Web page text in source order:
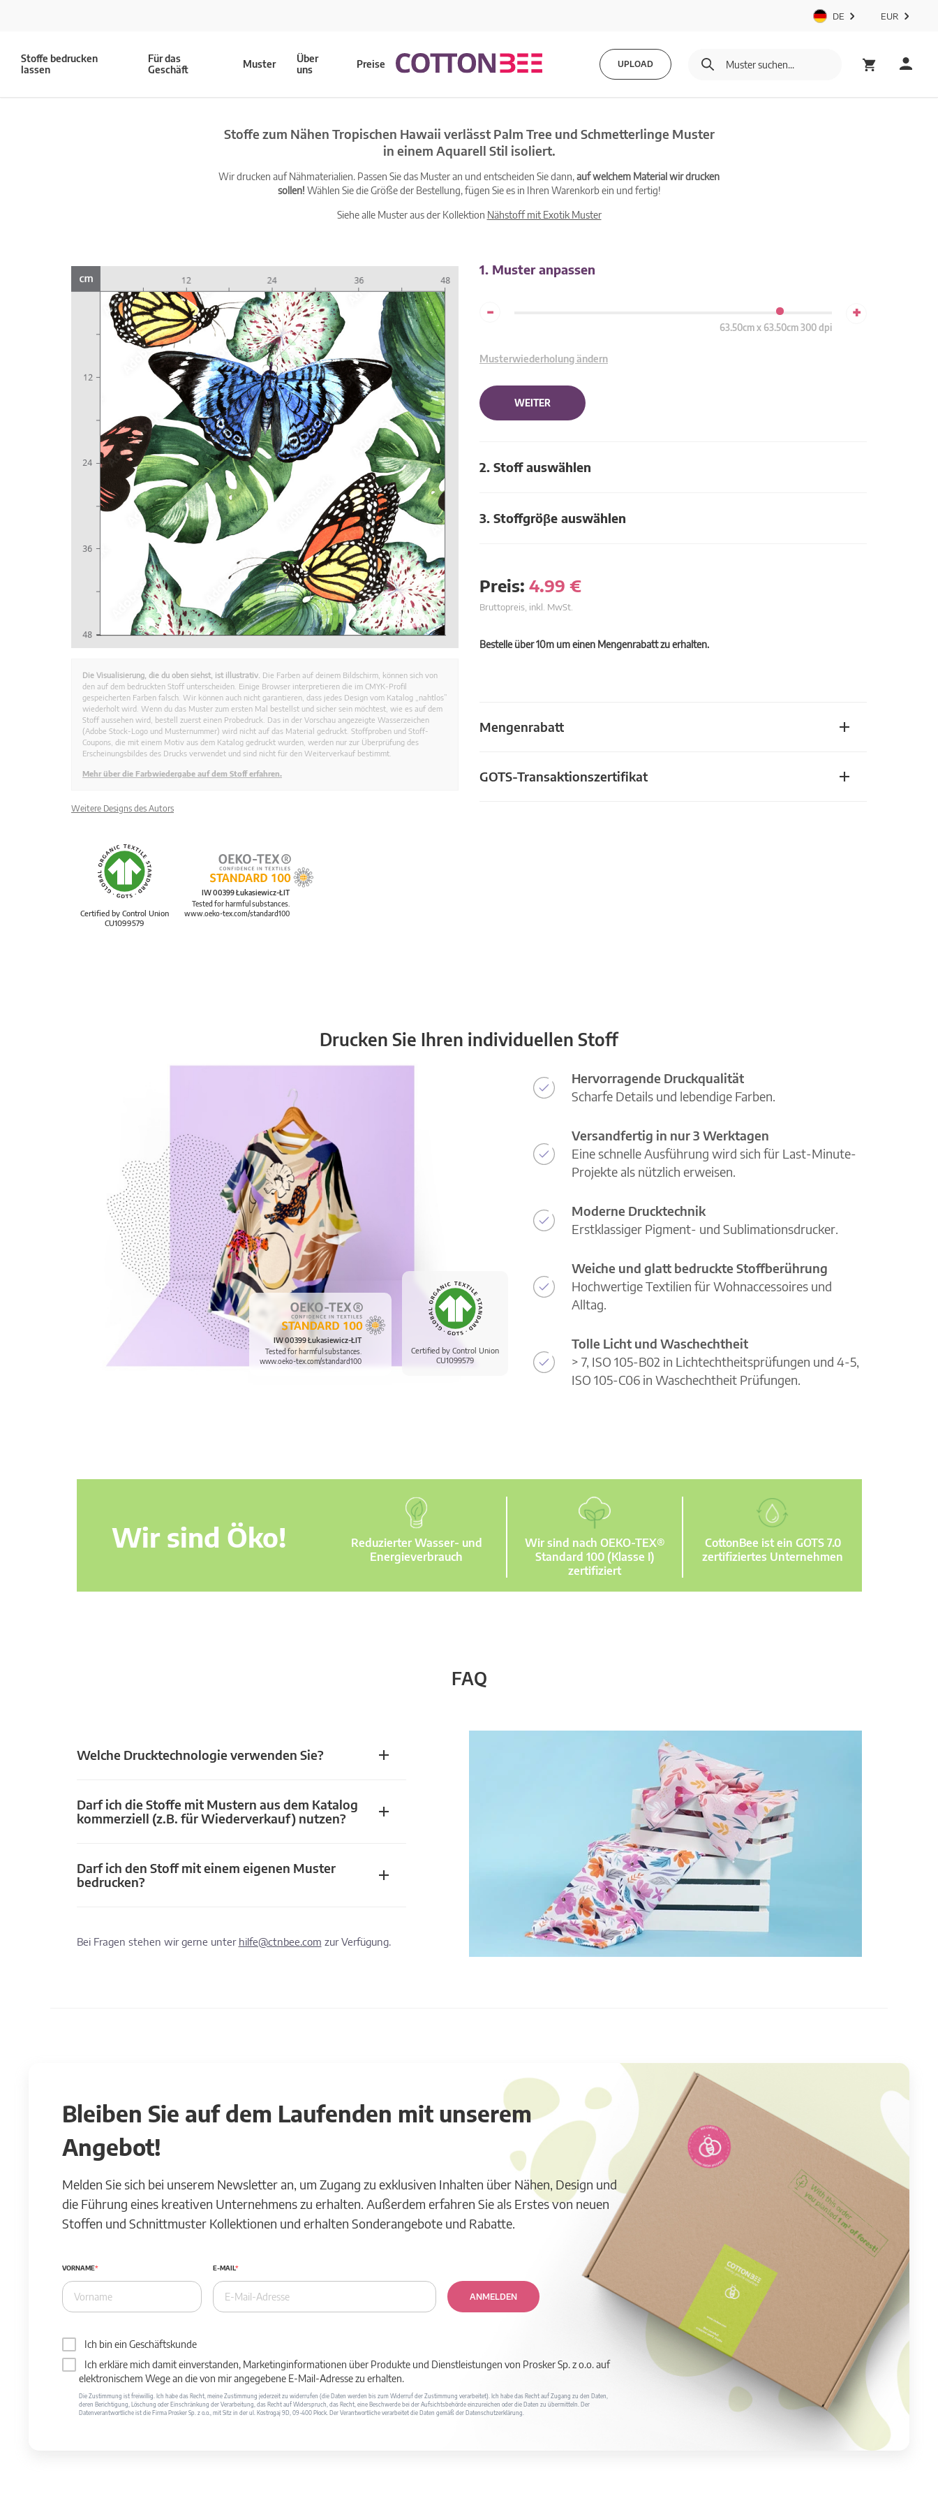
DE EUR
Stoffe bedrucken
lassen
Für das
Geschäft
Muster
Über
uns
Preise UPLOAD
Stoffe zum Nähen Tropischen Hawaii verlässt Palm Tree und Schmetterlinge Muster
in einem Aquarell Stil isoliert.
Wir drucken auf Nähmaterialien. Passen Sie das Muster an und entscheiden Sie dann,auf welchem Material wir drucken
sollen! Wählen Sie die Größe der Bestellung, fügen Sie es in Ihren Warenkorb ein und fertig!
Siehe alle Muster aus der Kollektion Nähstoff mit Exotik Muster
1. Muster anpassen
-
63.50cm x 63.50cm 300 dpi
+
Musterwiederholung ändern
WEITER
2. Stoff auswählen
3. Stoffgröβe auswählen
Preis: 4.99 €
Bruttopreis, inkl. MwSt.
Bestelle über 10m um einen Mengenrabatt zu erhalten.
Mengenrabatt
GOTS-Transaktionszertifikat
Die Visualisierung, die du oben siehst, ist illustrativ. Die Farben auf deinem Bildschirm, können sich von
den auf dem bedruckten Stoff unterscheiden. Einige Browser interpretieren die im CMYK-Profil
gespeicherten Farben falsch. Wir können auch nicht garantieren, dass jedes Design vom Katalog „nahtlos”
wiederholt wird. Wenn du das Muster zum ersten Mal bestellst und sicher sein möchtest, wie es auf dem
Stoff aussehen wird, bestell zuerst einen Probedruck. Das in der Vorschau angezeigte Wasserzeichen
(Adobe Stock-Logo und Musternummer) wird nicht auf das Material gedruckt. Stoffproben und Stoff-
Coupons, die mit einem Motiv aus dem Katalog gedruckt wurden, werden nur zur Überprüfung des
Erscheinungsbildes des Drucks verwendet und sind nicht für den Weiterverkauf bestimmt.
Mehr über die Farbwiedergabe auf dem Stoff erfahren.
Weitere Designs des Autors
Certified by Control Union
CU1099579
IW 00399 Łukasiewicz-ŁIT
Tested for harmful substances.
www.oeko-tex.com/standard100
Drucken Sie Ihren individuellen Stoff
Certified by Control Union
CU1099579
IW 00399 Łukasiewicz-ŁIT
Tested for harmful substances.
www.oeko-tex.com/standard100
Hervorragende Druckqualität
Scharfe Details und lebendige Farben.
Versandfertig in nur 3 Werktagen
Eine schnelle Ausführung wird sich für Last-Minute-
Projekte als nützlich erweisen.
Moderne Drucktechnik
Erstklassiger Pigment- und Sublimationsdrucker.
Weiche und glatt bedruckte Stoffberührung
Hochwertige Textilien für Wohnaccessoires und
Alltag.
Tolle Licht und Waschechtheit
> 7, ISO 105-B02 in Lichtechtheitsprüfungen und 4-5,
ISO 105-C06 in Waschechtheit Prüfungen.
Wir sind Öko!
Reduzierter Wasser- und
Energieverbrauch
Wir sind nach OEKO-TEX®
Standard 100 (Klasse I)
zertifiziert
CottonBee ist ein GOTS 7.0
zertifiziertes Unternehmen
FAQ
Welche Drucktechnologie verwenden Sie?
Darf ich die Stoffe mit Mustern aus dem Katalog
kommerziell (z.B. für Wiederverkauf) nutzen?
Darf ich den Stoff mit einem eigenen Muster
bedrucken?
Bei Fragen stehen wir gerne unter hilfe@ctnbee.com zur Verfügung.
Bleiben Sie auf dem Laufenden mit unserem
Angebot!
Melden Sie sich bei unserem Newsletter an, um Zugang zu exklusiven Inhalten über Nähen, Design und
die Führung eines kreativen Unternehmens zu erhalten. Außerdem erfahren Sie als Erstes von neuen
Stoffen und Schnittmuster Kollektionen und erhalten Sonderangebote und Rabatte.
VORNAME E-MAIL
ANMELDEN
Ich bin ein Geschäftskunde
Ich erkläre mich damit einverstanden, Marketinginformationen über Produkte und Dienstleistungen von Prosker Sp. z o.o. auf
elektronischem Wege an die von mir angegebene E-Mail-Adresse zu erhalten.
Die Zustimmung ist freiwillig. Ich habe das Recht, meine Zustimmung jederzeit zu widerrufen (die Daten werden bis zum Widerruf der Zustimmung verarbeitet). Ich habe das Recht auf Zugang zu den Daten,
deren Berichtigung, Löschung oder Einschränkung der Verarbeitung, das Recht auf Widerspruch, das Recht, eine Beschwerde bei der Aufsichtsbehörde einzureichen oder die Daten zu übermitteln. Der
Datenverantwortliche ist die Firma Prosker Sp. z o.o., mit Sitz in der ul. Kostrogaj 9D, 09-400 Płock. Der Verantwortliche verarbeitet die Daten gemäß der Datenschutzerklärung.